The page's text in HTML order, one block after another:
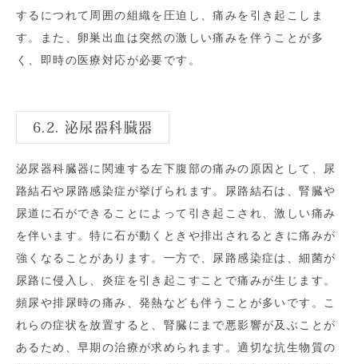
するにつれて周囲の組織を圧迫し、痛みを引き起こしま
す。また、卵巣出血は突然の激しい痛みを伴うことが多
く、即時の医療対応が必要です。
6.2. 泌尿器科臓器
泌尿器科臓器に関連する左下腹部の痛みの原因として、尿
路結石や尿路感染症が挙げられます。尿路結石は、腎臓や
尿道に石ができることによって引き起こされ、激しい痛み
を伴います。特に石が動くときや排出されるときに痛みが
強くなることがあります。一方で、尿路感染症は、細菌が
尿路に侵入し、炎症を引き起こすことで痛みが生じます。
頻尿や排尿時の痛み、発熱なども伴うことが多いです。こ
れらの症状を放置すると、腎臓にまで悪影響が及ぶことが
あるため、早期の治療が求められます。適切な抗生物質の